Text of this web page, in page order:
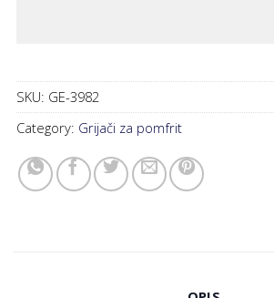
SKU: GE-3982
Category: Grijači za pomfrit